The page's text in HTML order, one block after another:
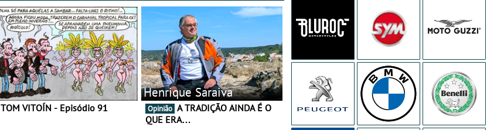
TOM VITOÍN - Episódio 91
Henrique Saraiva
Opinião
QUE ERA…